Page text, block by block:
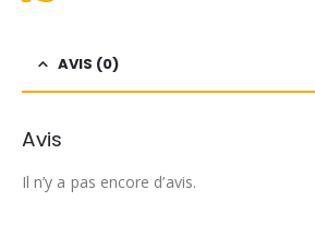
AVIS (0)
Avis
Il n’y a pas encore d’avis.